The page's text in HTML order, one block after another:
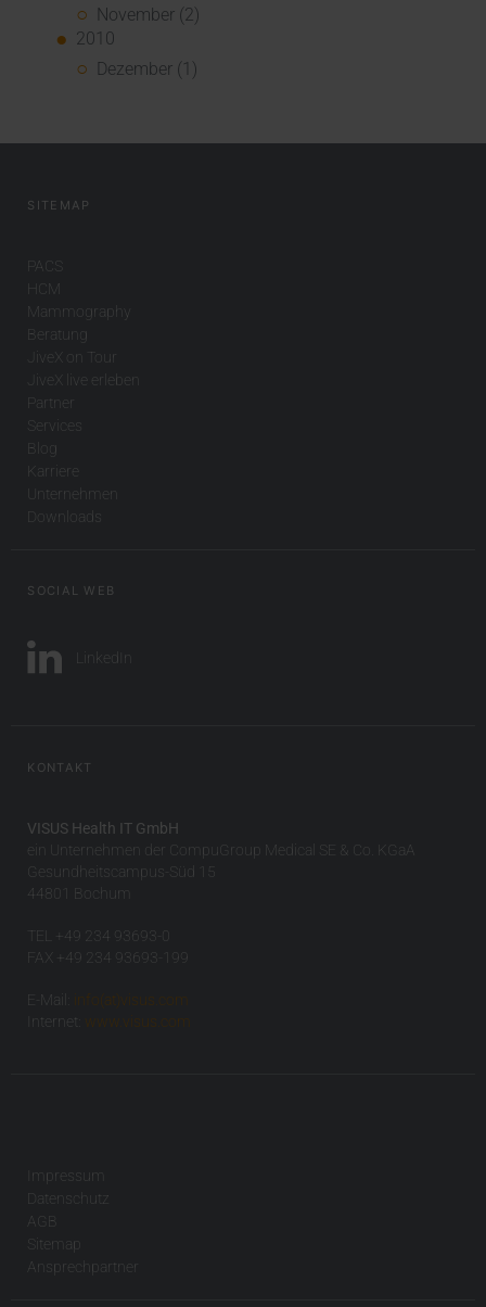
November (2)
2010
Dezember (1)
SITEMAP
PACS
HCM
Mammography
Beratung
JiveX on Tour
JiveX live erleben
Partner
Services
Blog
Karriere
Unternehmen
Downloads
SOCIAL WEB
LinkedIn
KONTAKT
VISUS Health IT GmbH
ein Unternehmen der CompuGroup Medical SE & Co. KGaA
Gesundheitscampus-Süd 15
44801 Bochum
TEL +49 234 93693-0
FAX +49 234 93693-199
E-Mail:
info(at)visus.com
Internet:
www.visus.com
Impressum
Datenschutz
AGB
Sitemap
Ansprechpartner